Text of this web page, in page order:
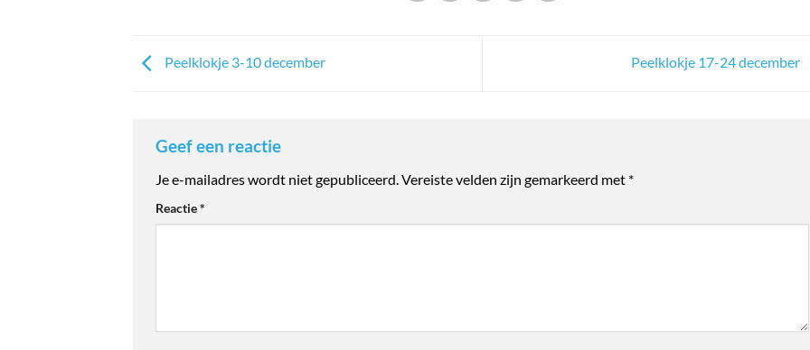
Peelklokje 3-10 december Peelklokje 17-24 december
Geef een reactie
Je e-mailadres wordt niet gepubliceerd.Vereiste velden zijn gemarkeerd met *
Reactie*